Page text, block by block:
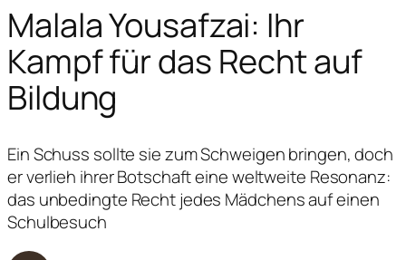
Malala Yousafzai: Ihr
Kampf für das Recht auf
Bildung
Ein Schuss sollte sie zum Schweigen bringen, doch
er verlieh ihrer Botschaft eine weltweite Resonanz:
das unbedingte Recht jedes Mädchens auf einen
Schulbesuch